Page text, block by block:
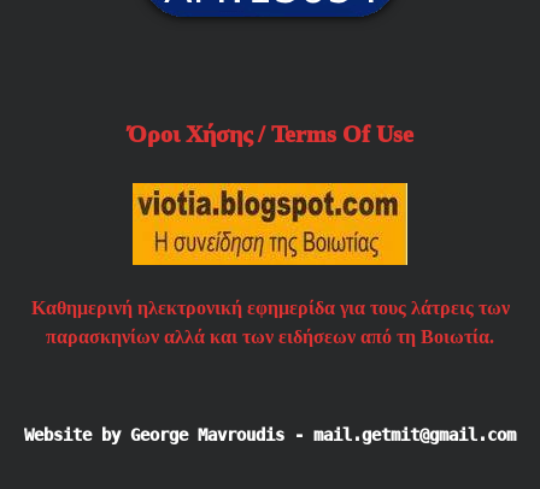
Όροι Χήσης / Terms Of Use
Καθημερινή ηλεκτρονική εφημερίδα για τους λάτρεις των
παρασκηνίων αλλά και των ειδήσεων από τη Βοιωτία.
Website by George Mavroudis - mail.getmit@gmail.com